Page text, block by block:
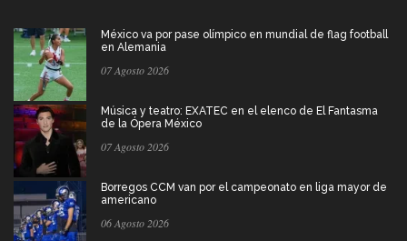
México va por pase olímpico en mundial de flag football
en Alemania
07 Agosto 2026
Música y teatro: EXATEC en el elenco de El Fantasma
de la Ópera México
07 Agosto 2026
Borregos CCM van por el campeonato en liga mayor de
americano
06 Agosto 2026